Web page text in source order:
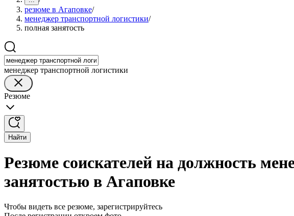
резюме в Агаповке/
менеджер транспортной логистики/
полная занятость
менеджер транспортной логистики
Резюме
Найти
Резюме соискателей на должность
занятостью в Агаповке
Чтобы видеть все резюме, зарегистрируйтесь